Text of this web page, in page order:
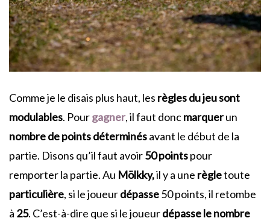
Comme je le disais plus haut, les règles du jeu sont
modulables. Pourgagner, il faut doncmarquerun
nombre de points déterminésavant le début de la
partie. Disons qu’il faut avoir50 pointspour
remporter la partie. Au Mölkky,il y a une règletoute
particulière, si le joueurdépasse50 points, il retombe
à 25. C’est-à-dire que si le joueurdépasse le nombre